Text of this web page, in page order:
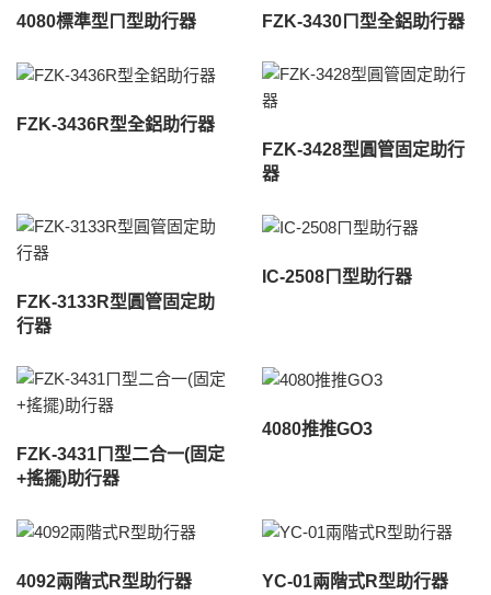
4080標準型ㄇ型助行器 FZK-3430ㄇ型全鋁助行器
FZK-3436R型全鋁助行器
FZK-3428型圓管固定助行
器
FZK-3133R型圓管固定助
行器
IC-2508ㄇ型助行器
FZK-3431ㄇ型二合一(固定
+搖擺)助行器
4080推推GO3
4092兩階式R型助行器 YC-01兩階式R型助行器